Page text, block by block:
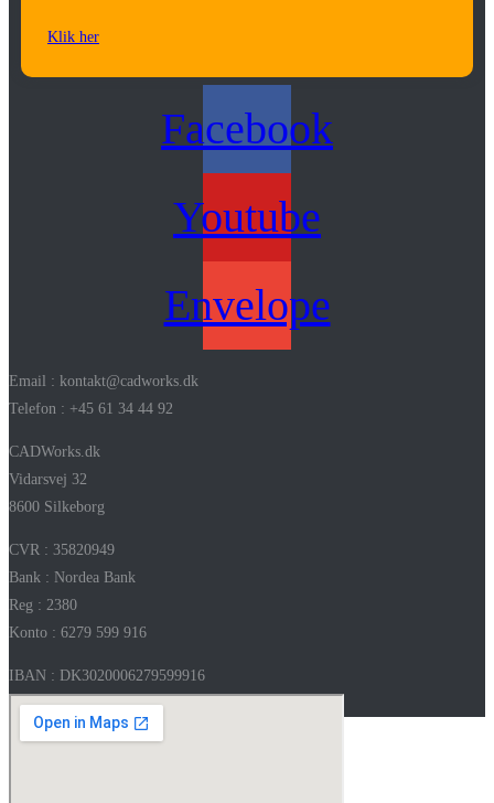
Klik her
Facebook
Youtube
Envelope
Email : kontakt@cadworks.dk
Telefon : +45 61 34 44 92
CADWorks.dk
Vidarsvej 32
8600 Silkeborg
CVR : 35820949
Bank : Nordea Bank
Reg : 2380
Konto : 6279 599 916
IBAN : DK3020006279599916
SWIFT : NDEADKKK